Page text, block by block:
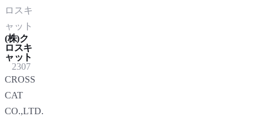
ロスキ
ャット
(株)ク
ロスキ
ャット
2307
CROSS
CAT
CO.,LTD.